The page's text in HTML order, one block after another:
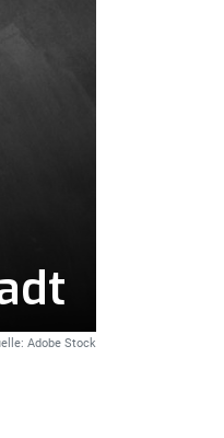
Adobe Stock